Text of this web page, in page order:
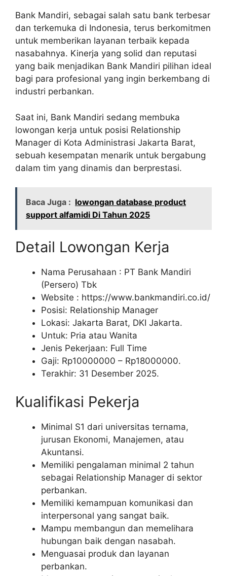
Bank Mandiri, sebagai salah satu bank terbesar
dan terkemuka di Indonesia, terus berkomitmen
untuk memberikan layanan terbaik kepada
nasabahnya. Kinerja yang solid dan reputasi
yang baik menjadikan Bank Mandiri pilihan ideal
bagi para profesional yang ingin berkembang di
industri perbankan.
Saat ini, Bank Mandiri sedang membuka
lowongan kerja untuk posisi Relationship
Manager di Kota Administrasi Jakarta Barat,
sebuah kesempatan menarik untuk bergabung
dalam tim yang dinamis dan berprestasi.
Baca Juga : lowongan database product
support alfamidi Di Tahun 2025
Detail Lowongan Kerja
Nama Perusahaan : PT Bank Mandiri
(Persero) Tbk
Website : https://www.bankmandiri.co.id/
Posisi: Relationship Manager
Lokasi: Jakarta Barat, DKI Jakarta.
Untuk: Pria atau Wanita
Jenis Pekerjaan: Full Time
Gaji: Rp10000000 – Rp18000000.
Terakhir: 31 Desember 2025.
Kualifikasi Pekerja
Minimal S1 dari universitas ternama,
jurusan Ekonomi, Manajemen, atau
Akuntansi.
Memiliki pengalaman minimal 2 tahun
sebagai Relationship Manager di sektor
perbankan.
Memiliki kemampuan komunikasi dan
interpersonal yang sangat baik.
Mampu membangun dan memelihara
hubungan baik dengan nasabah.
Menguasai produk dan layanan
perbankan.